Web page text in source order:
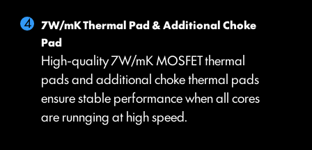
7W/mK Thermal Pad & Additional Choke
Pad
High-quality 7W/mK MOSFET thermal
pads and additional choke thermal pads
ensure stable performance when all cores
are runnging at high speed.
FOR CPU COOLER
FOR LIQUID COOLER
3A power deliver /
Supports auto-detect
ปรับตั้งค่าอุณหภูมิตามเปอร์เซ็นต์ที่กำหนดได้ด้วยตนเอง
BIOS Mode
ปรับตั้งค่าพัดลมใน BIOS
Customize by User
ปรับแต่งตั้งค่าพัดลมได้โดยผู้ใช้